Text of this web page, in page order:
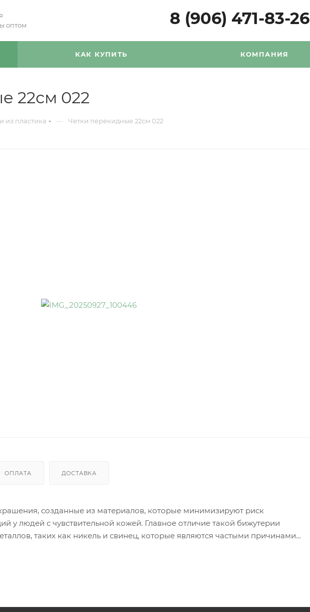
оптом
8 (906) 471-83-26
КАК КУПИТЬ КОМПАНИЯ
22см 022
из пластика — Четки перекидные 22см 022
ОПЛАТА ДОСТАВКА
созданные из материалов, которые минимизируют риск
у людей с чувствительной кожей. Главное отличие такой бижутерии
таких как никель и свинец, которые являются частыми причинами